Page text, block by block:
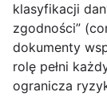
klasyfikacji
zgodności”
dokumenty
rolę pełni
ogranicza